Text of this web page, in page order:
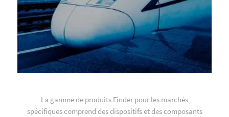
La gamme de produits Finder pour les marchés
spécifiques comprend des dispositifs et des composants